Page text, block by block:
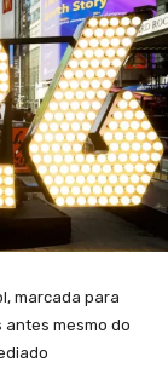
marcada para
mesmo do